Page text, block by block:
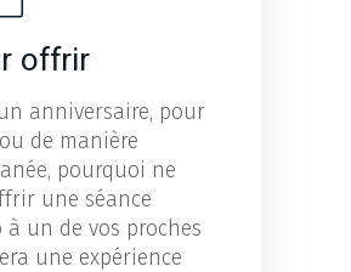
offrir
anniversaire, pour
de manière
pourquoi ne
une séance
à un de vos proches
une expérience